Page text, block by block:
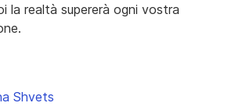
la realtà supererà ogni vostra
Shvets